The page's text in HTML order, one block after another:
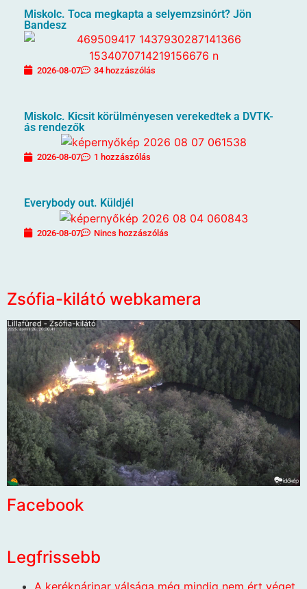
Miskolc. Toca megkapta a selyemzsinórt? Jön
Bandesz
2026-08-07 34 hozzászólás
Miskolc. Kicsit körülményesen verekedtek a DVTK-
ás rendezők
2026-08-07 1 hozzászólás
Everybody out. Küldjél
2026-08-07 Nincs hozzászólás
Zsófia-kilátó webkamera
Facebook
Legfrissebb
A kerékpáripar válsága még mindig nem ért véget